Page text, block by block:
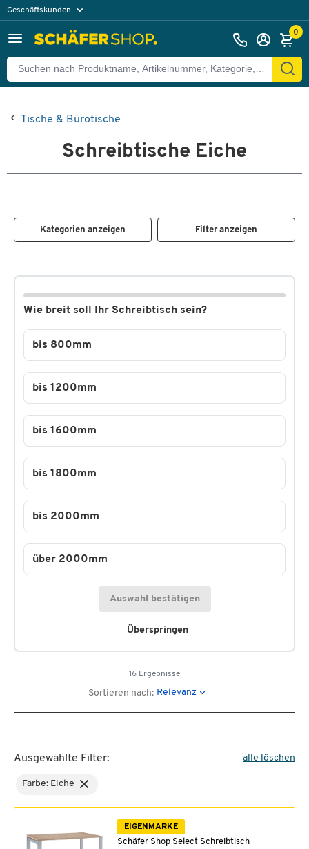
Geschäftskunden
0
Tische & Bürotische
Schreibtische Eiche
Kategorien anzeigen Filter anzeigen
Wie breit soll Ihr Schreibtisch sein?
Überspringen
bis 800mm
bis 1200mm
bis 1600mm
bis 1800mm
bis 2000mm
über 2000mm
Auswahl bestätigen
16 Ergebnisse
Sortieren nach: Relevanz
Ausgewählte Filter: alle löschen
Farbe: Eiche
EIGENMARKE
Schäfer Shop Select Schreibtisch